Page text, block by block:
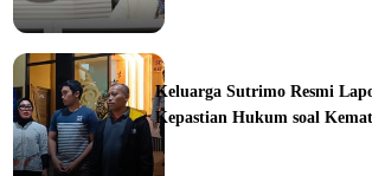
Keluarga Sutrimo Resmi
Kepastian Hukum soal